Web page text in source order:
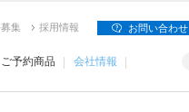
集 採用情報 お問い合わせ
ご予約商品 会社情報